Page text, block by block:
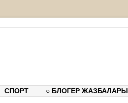
СПОРТ ○ БЛОГЕР ЖАЗБАЛАРЫ